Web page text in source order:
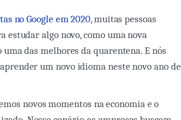
no Google em 2020, muitas pessoas
algo novo, como uma nova
das melhores da quarentena. E nós
um novo idioma neste novo ano de
novos momentos na economia e o